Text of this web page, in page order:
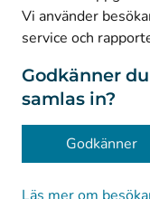
Vi använder
service och
Godkänner
samlas in?
Godkänner
© Kanta-Palvelut,
Dataskydd
Om webbplatsen
Tillgänglighet
Kakor